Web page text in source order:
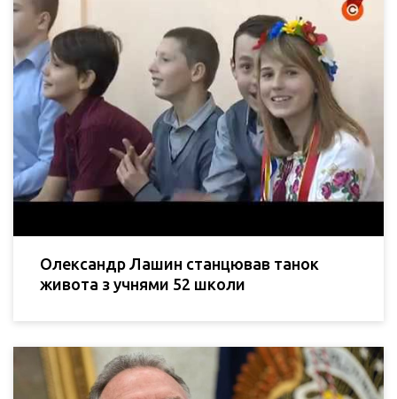
Олександр Лашин станцював танок
живота з учнями 52 школи